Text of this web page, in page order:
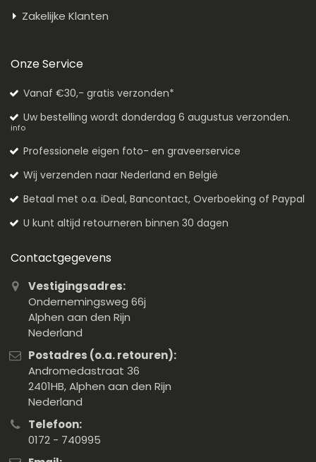
Zakelijke Klanten
Onze Service
Vanaf €30,- gratis verzonden*
Uw bestelling wordt donderdag 6 augustus verzonden.
info
Professionele eigen foto- en graveerservice
Wij verzenden naar Nederland en België
Betaal met o.a. iDeal, Bancontact, Overboeking of Paypal
U kunt altijd retourneren binnen 30 dagen
Contactgegevens
Vestigingsadres:
Ondernemingsweg 66j
Alphen aan den Rijn
Nederland
Postadres (o.a. retouren):
Andromedastraat 36
2401HB, Alphen aan den Rijn
Nederland
Telefoon:
0172 - 740995